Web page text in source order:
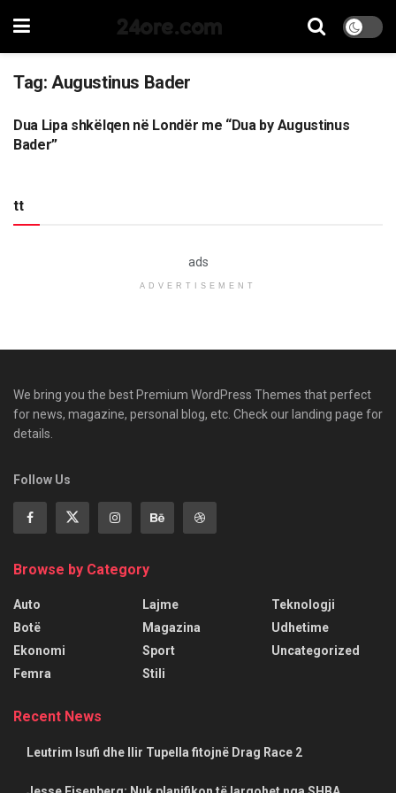
24ore.com
Tag: Augustinus Bader
MAGAZINA
Dua Lipa shkëlqen në Londër me “Dua by Augustinus
Bader”
tt
ads
ADVERTISEMENT
We bring you the best Premium WordPress Themes that perfect
for news, magazine, personal blog, etc. Check our landing page for
details.
Follow Us
Browse by Category
Auto
Botë
Ekonomi
Femra
Lajme
Magazina
Sport
Stili
Teknologji
Udhetime
Uncategorized
Recent News
Leutrim Isufi dhe Ilir Tupella fitojnë Drag Race 2